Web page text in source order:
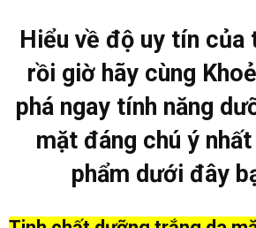
Hiểu về độ uy tín của
rồi giờ hãy cùng
phá ngay tính năng
mặt đáng chú ý
phẩm dưới đây